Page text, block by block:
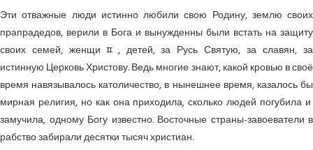
Эти отважные люди истинно любили свою Родину, землю своих
прапрадедов, верили в Бога и вынужденны были встать на защиту
своих семей, женщиﾽ, детей, за Русь Святую, за славян, за
истинную Церковь Христову. Ведь многие знают, какой кровью в своё
время навязывалось католичество, в нынешнее время, казалось бы
мирная религия, но как она приходила, сколько людей погубила и
замучила, одному Богу известно. Восточные страны-завоеватели в
рабство забирали десятки тысяч христиан.